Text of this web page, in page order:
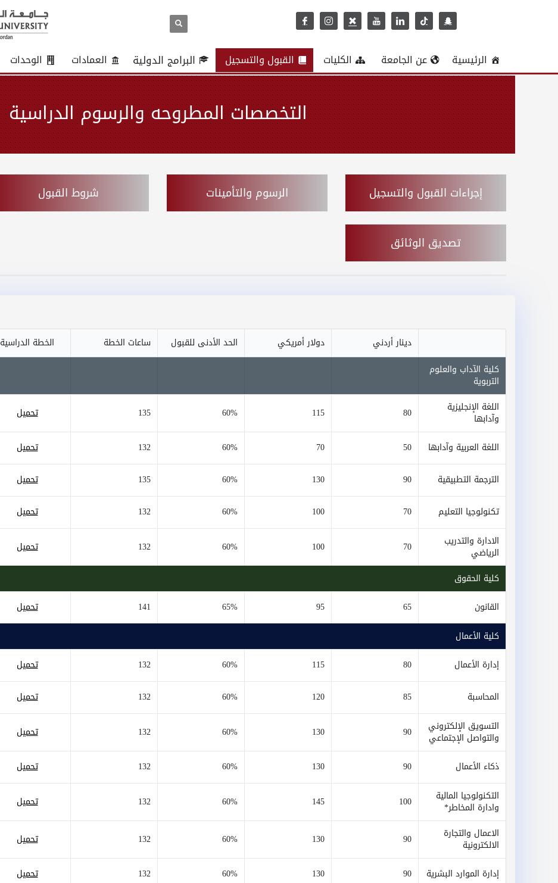
الرئيسية عن الجامعة الكليات القبول والتسجيل البرامج الدولية العمادات الوحدات
التخصصات المطروحه والرسوم الدراسية
شروط القبول الرسوم والتأمينات إجراءات القبول والتسجيل
تصديق الوثائق
دينار أردني دولار أمريكي الحد الأدنى للقبول ساعات الخطة الخطة الدراسية
كلية الآداب والعلوم
التربوية
اللغة الإنجليزية
وآدابها 80
115
60%
135 تحميل
اللغة العربية وآدابها 50
70
60%
132
تحميل
الترجمة التطبيقية
90
130
60%
135
تحميل
تكنولوجيا التعليم
70
100
60%
132
تحميل
الادارة والتدريب
الرياضي 70
100
60%
132
تحميل
كلية الحقوق
القانون
65
95
65%
141 تحميل
كلية الأعمال
إدارة الأعمال
80
115
60%
132 تحميل
المحاسبة
85
120
60%
132
تحميل
التسويق الإلكتروني
والتواصل الإجتماعي 90
130
60%
132 تحميل
ذكاء الأعمال 90
130
60%
132 تحميل
التكنولوجيا المالية
وادارة المخاطر* 100
145
60%
132
تحميل
الاعمال والتجارة
الالكترونية 90
130
60%
132 تحميل
إدارة الموارد البشرية 90
130
60%
132
تحميل